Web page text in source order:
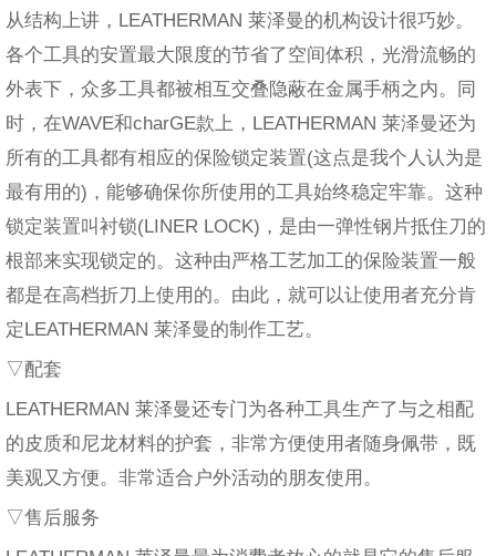
从结构上讲，LEATHERMAN 莱泽曼的机构设计很巧妙。
各个工具的安置最大限度的节省了空间体积，光滑流畅的
外表下，众多工具都被相互交叠隐蔽在金属手柄之内。同
时，在WAVE和charGE款上，LEATHERMAN 莱泽曼还为
所有的工具都有相应的保险锁定装置(这点是我个人认为是
最有用的)，能够确保你所使用的工具始终稳定牢靠。这种
锁定装置叫衬锁(LINER LOCK)，是由一弹性钢片抵住刀的
根部来实现锁定的。这种由严格工艺加工的保险装置一般
都是在高档折刀上使用的。由此，就可以让使用者充分肯
定LEATHERMAN 莱泽曼的制作工艺。
▽配套
LEATHERMAN 莱泽曼还专门为各种工具生产了与之相配
的皮质和尼龙材料的护套，非常方便使用者随身佩带，既
美观又方便。非常适合户外活动的朋友使用。
▽售后服务